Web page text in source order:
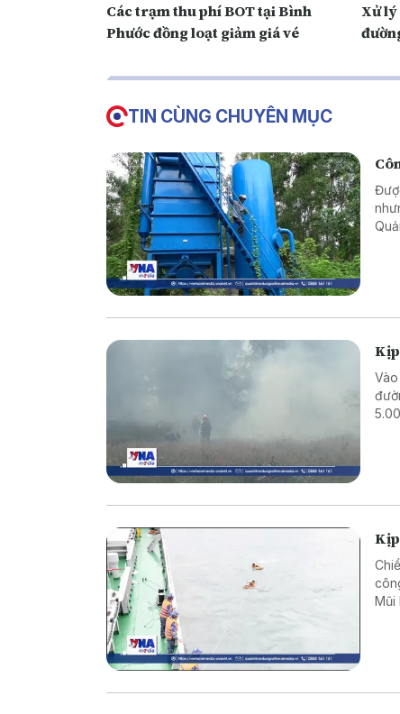
Các trạm thu phí BOT tại Bình
Phước đồng loạt giảm giá vé
Xử
TIN CÙNG CHUYÊN MỤC
Mũi